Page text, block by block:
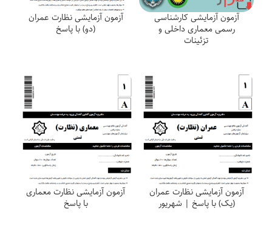
آزمون آزمایشی کارشناسی
رسمی معماری داخلی و
تزئینات
آزمون آزمایشی نظارت عمران
(دو) با پاسخ
آزمون آزمایشی نظارت عمران
(یک) با پاسخ | شهریور
آزمون آزمایشی نظارت معماری
با پاسخ